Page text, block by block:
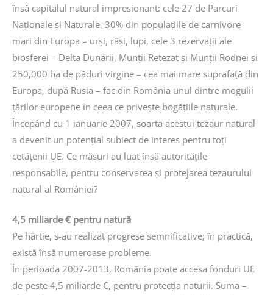
însă capitalul natural impresionant: cele 27 de Parcuri
Naţionale şi Naturale, 30% din populaţiile de carnivore
mari din Europa – urşi, râşi, lupi, cele 3 rezervaţii ale
biosferei – Delta Dunării, Munţii Retezat şi Munţii Rodnei şi
250,000 ha de păduri virgine – cea mai mare suprafaţă din
Europa, după Rusia – fac din România unul dintre mogulii
ţărilor europene în ceea ce priveşte bogăţiile naturale.
Începând cu 1 ianuarie 2007, soarta acestui tezaur natural
a devenit un potenţial subiect de interes pentru toţi
cetăţenii UE. Ce măsuri au luat însă autorităţile
responsabile, pentru conservarea şi protejarea tezaurului
natural al României?
4,5 miliarde € pentru natură
Pe hârtie, s-au realizat progrese semnificative; în practică,
există însă numeroase probleme.
În perioada 2007-2013, România poate accesa fonduri UE
de peste 4,5 miliarde €, pentru protecţia naturii. Suma –